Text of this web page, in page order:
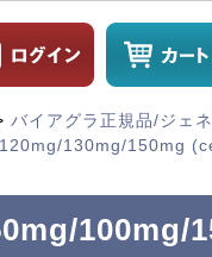
バイアグラ正規品/ジェ
130mg/150mg
100mg/